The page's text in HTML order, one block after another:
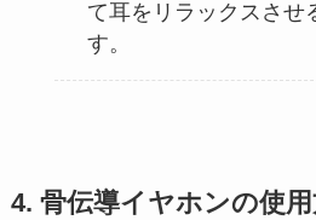
て耳をリラックスさせ
す​。
4. 骨伝導イヤホンの使